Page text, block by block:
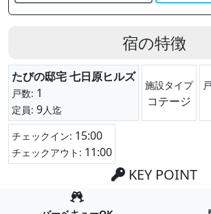
宿の特徴
たびの邸宅 七日原ヒルズ
戸数: 1
定員: 9人迄
施設タイプ
コテージ
チェックイン: 15:00
チェックアウト: 11:00
KEY POINT